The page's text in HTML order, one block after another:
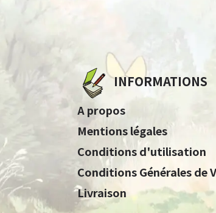
INFORMATIONS
A propos
Mentions légales
Conditions d'utilisation
Conditions Générales de
Livraison